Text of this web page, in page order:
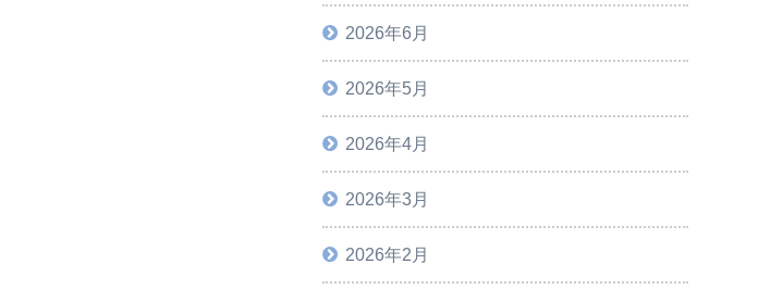
2026年6月
2026年5月
2026年4月
2026年3月
2026年2月